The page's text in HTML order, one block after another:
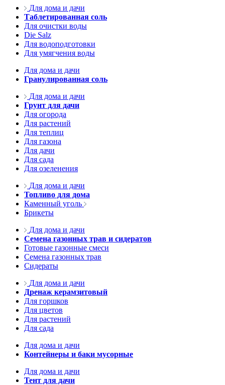
Для дома и дачи
Таблетированная соль
Для очистки воды
Die Salz
Для водоподготовки
Для умягчения воды
Для дома и дачи
Гранулированная соль
Для дома и дачи
Грунт для дачи
Для огорода
Для растений
Для теплиц
Для газона
Для дачи
Для сада
Для озеленения
Для дома и дачи
Топливо для дома
Каменный уголь
Брикеты
Для дома и дачи
Семена газонных трав и сидератов
Готовые газонные смеси
Семена газонных трав
Сидераты
Для дома и дачи
Дренаж керамзитовый
Для горшков
Для цветов
Для растений
Для сада
Для дома и дачи
Контейнеры и баки мусорные
Для дома и дачи
Тент для дачи